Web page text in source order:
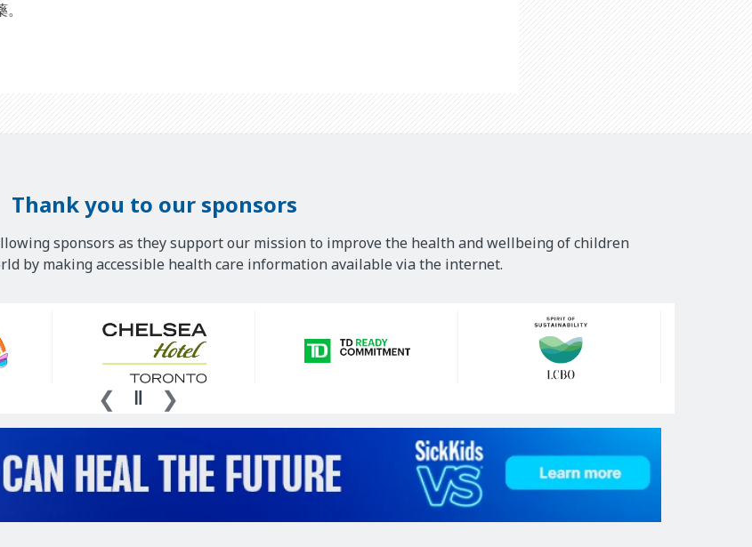
Thank you to our sponsors
sponsors as they support our mission to improve the health and wellbeing of children
by making accessible health care information available via the internet.